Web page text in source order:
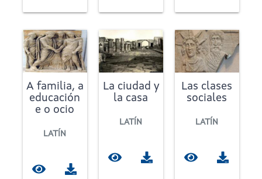
A familia, a
educación
e o ocio
LATÍN
La ciudad y
la casa
LATÍN
Las clases
sociales
LATÍN